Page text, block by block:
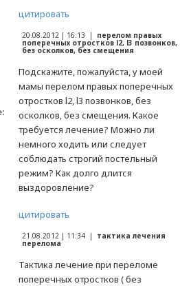
цитировать
20.08.2012 | 16:13 | перелом правых
поперечных отростков l2, l3 позвонков,
без осколков, без смещения
Подскажите, пожалуйста, у моей
мамы перелом правых поперечных
отростков l2, l3 позвонков, без
осколков, без смещения. Какое
требуется лечение? Можно ли
немного ходить или следует
соблюдать строгий постельный
режим? Как долго длится
выздоровление?
цитировать
21.08.2012 | 11:34 | тактика лечения
перелома
Тактика лечение при переломе
поперечных отростков ( без